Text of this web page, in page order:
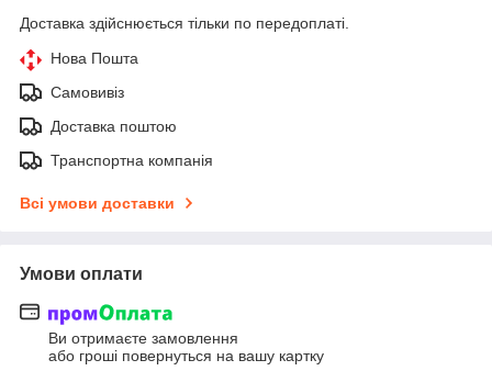
Доставка здійснюється тільки по передоплаті.
Нова Пошта
Самовивіз
Доставка поштою
Транспортна компанія
Всі умови доставки
Умови оплати
Ви отримаєте замовлення
або гроші повернуться на вашу картку